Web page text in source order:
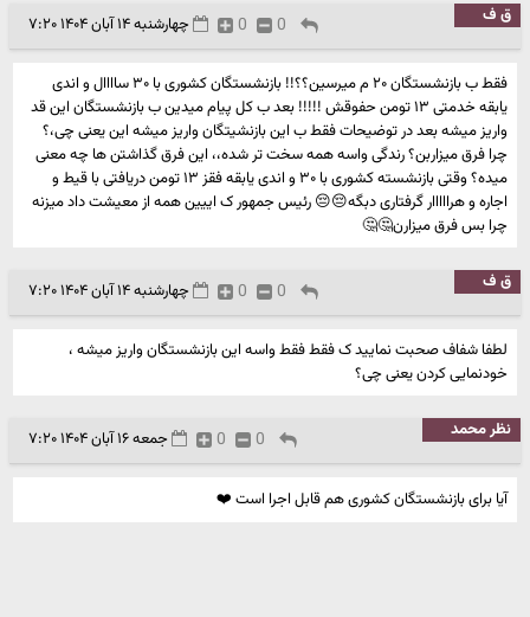
ق ف چهارشنبه ۱۴ آبان ۱۴۰۴ ۷:۲۰ 0
0
فقط ب بازنشستگان ۲۰ م میرسین؟؟!! بازنشستگان کشوری با ۳۰ ساااال و اندی
یابقه خدمتی ۱۳ تومن حفوقش !!!!! بعد ب کل پیام میدین ب بازنشستگان این قد
واریز میشه بعد در توضیحات فقط ب این بازنشیتگان واریز میشه این یعنی چی،؟
چرا فرق میزاربن؟ رندگی واسه همه سخت تر شده،، این فرق گذاشتن ها چه معنی
میده؟ وقتی بازنشسته کشوری با ۳۰ و اندی یابقه فقز ۱۳ تومن دریافتی با قیط و
اجاره و هرااااار گرفتاری دبگه😔😔 رئیس جمهور ک اییین همه از معیشت داد میزنه
چرا بس فرق میزارن🤔🤔
ق ف چهارشنبه ۱۴ آبان ۱۴۰۴ ۷:۲۰ 0
0
لطفا شفاف صحبت نمایید ک فقط فقط واسه این بازنشستگان واریز میشه ،
خودنمایی کردن یعنی چی؟
نظر محمد جمعه ۱۶ آبان ۱۴۰۴ ۷:۲۰ 0
0
آیا برای بازنشستگان کشوری هم قابل اجرا است ❤️